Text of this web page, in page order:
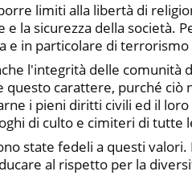
limiti alla libertà di
la sicurezza della società.
e in particolare di
l'integrità delle
carattere, purché
i pieni diritti civili ed il
di culto e cimiteri di tutte
state fedeli a questi
al rispetto per la